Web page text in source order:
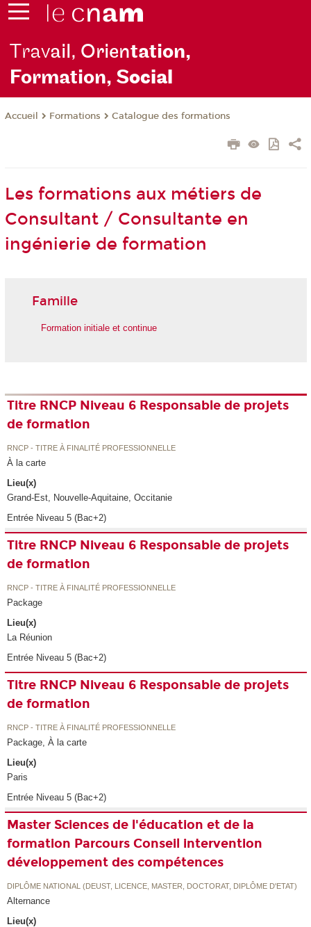
Travail, Orientation,
Formation, Social
Accueil Formations Catalogue des formations
Les formations aux métiers de
Consultant / Consultante en
ingénierie de formation
Famille
Formation initiale et continue
Titre RNCP Niveau 6 Responsable de projets
de formation
RNCP - TITRE À FINALITÉ PROFESSIONNELLE
À la carte
Lieu(x)
Grand-Est, Nouvelle-Aquitaine, Occitanie
Entrée Niveau 5 (Bac+2)
Titre RNCP Niveau 6 Responsable de projets
de formation
RNCP - TITRE À FINALITÉ PROFESSIONNELLE
Package
Lieu(x)
La Réunion
Entrée Niveau 5 (Bac+2)
Titre RNCP Niveau 6 Responsable de projets
de formation
RNCP - TITRE À FINALITÉ PROFESSIONNELLE
Package, À la carte
Lieu(x)
Paris
Entrée Niveau 5 (Bac+2)
Master Sciences de l'éducation et de la
formation Parcours Conseil intervention
développement des compétences
DIPLÔME NATIONAL (DEUST, LICENCE, MASTER, DOCTORAT, DIPLÔME D'ETAT)
Alternance
Lieu(x)